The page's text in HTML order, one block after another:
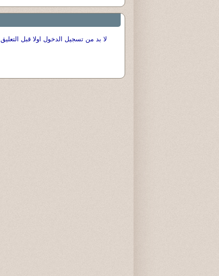
لا بد من تسجيل الدخول اولا قبل التعليق